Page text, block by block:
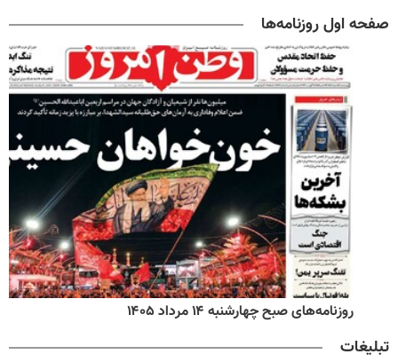
صفحه اول روزنامه‌ها
روزنامه‌های صبح چهارشنبه ۱۴ مرداد ۱۴۰۵
تبلیغات